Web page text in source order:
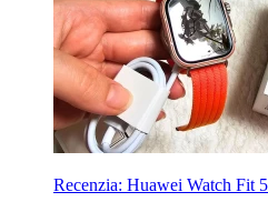
Recenzia: Huawei Watch Fit